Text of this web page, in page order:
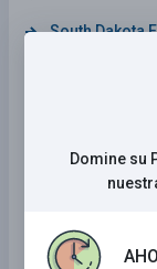
South Dakota
Georgia
California
Maine
Kentucky
Domine su